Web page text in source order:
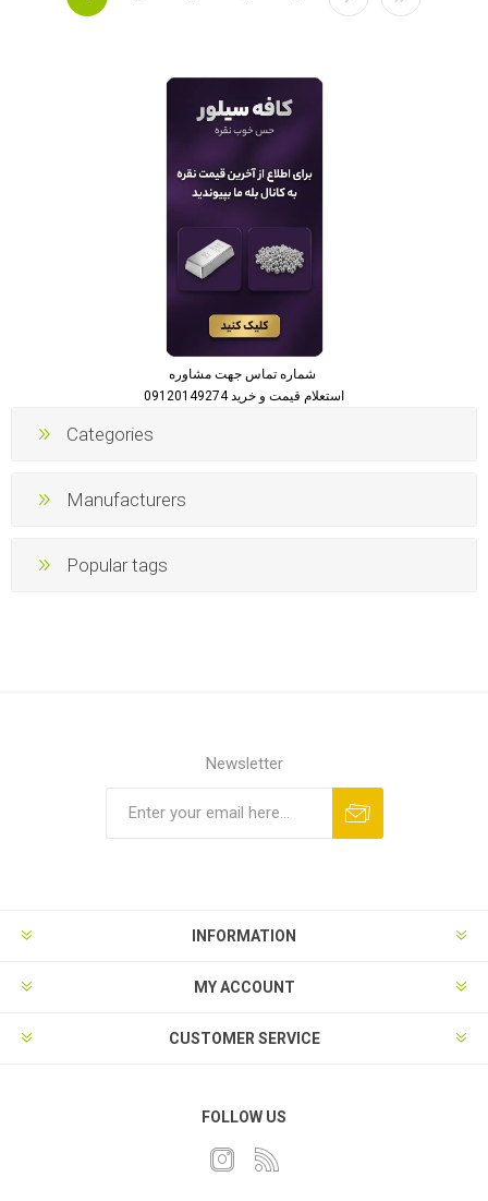
استعلام قیمت و خرید 09120149274
Categories
Manufacturers
Popular tags
Newsletter
INFORMATION
MY ACCOUNT
CUSTOMER SERVICE
FOLLOW US